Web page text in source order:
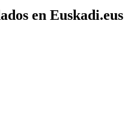
en Euskadi.eus